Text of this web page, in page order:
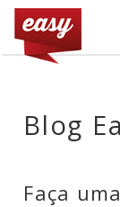
Blog
Faça